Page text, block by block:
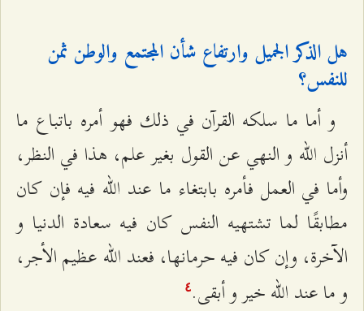
هل الذكر الجميل وارتفاع شأن المجتمع والوطن ثمن
للنفس؟
و أما ما سلكه القرآن في ذلك فهو أمره باتباع ما
أنزل الله و النهي عن القول بغير علم، هذا في النظر،
وأما في العمل فأمره بابتغاء ما عند الله فيه فإن كان
مطابقًا لما تشتهيه النفس كان فيه سعادة الدنيا و
الآخرة، وإن كان فيه حرمانها، فعند الله عظيم الأجر،
و ما عند الله خير و أبقى. ٤